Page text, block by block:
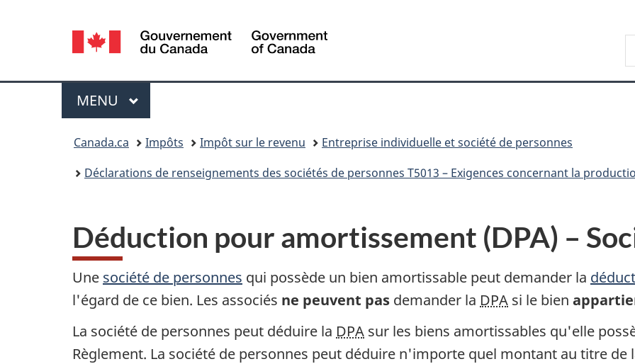
sujet
HTML
Sélection
de
la
langue
Canada
Menu
MENU PRINCIPAL
Canada.ca Impôts Impôt sur le revenu
Entreprise individuelle et société de personnes
Déclarations de renseignements des sociétés de personnes T5013 – Exigences concernant la
Déduction pour amortissement (DPA) –
Une société de personnes qui possède un bien amortissable peut demander la
l'égard de ce bien. Les associés ne peuvent pas demander la DPA si le bien
La société de personnes peut déduire la DPA sur les biens amortissables qu'elle
Règlement. La société de personnes peut déduire n'importe quel montant au titre de